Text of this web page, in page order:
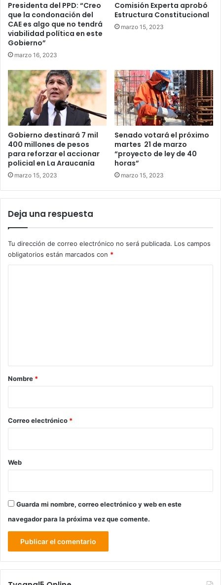
Presidenta del PPD: “Creo
que la condonación del
CAE es algo que no tendrá
viabilidad política en este
Gobierno”
marzo 16, 2023
Comisión Experta aprobó
Estructura Constitucional
marzo 15, 2023
Gobierno destinará 7 mil
400 millones de pesos
para reforzar el accionar
policial en La Araucanía
marzo 15, 2023
Senado votará el próximo
martes 21 de marzo
“proyecto de ley de 40
horas”
marzo 15, 2023
Deja una respuesta
Tu dirección de correo electrónico no será publicada. Los campos
obligatorios están marcados con *
r
*
Nombre *
Correo electrónico *
Web
Guarda mi nombre, correo electrónico y web en este
navegador para la próxima vez que comente.